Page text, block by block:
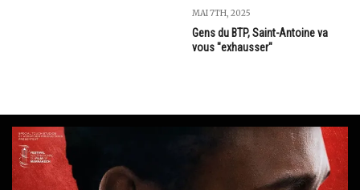
MAI 7TH, 2025
Gens du BTP, Saint-Antoine va
vous "exhausser"